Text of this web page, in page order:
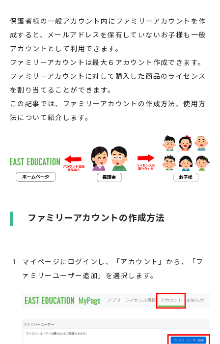
保護者様の一般アカウント内にファミリーアカウントを作
成すると、メールアドレスを保有していないお子様も一般
アカウントとして利用できます。
ファミリーアカウントは最大６アカウント作成できます。
ファミリーアカウントに対して購入した商品のライセンス
を割り当てることができます。
この記事では、ファミリーアカウントの作成方法、使用方
法について紹介します。
ファミリーアカウントの作成方法
マイページにログインし、「アカウント」から、「フ
ァミリーユーザー追加」を選択します。